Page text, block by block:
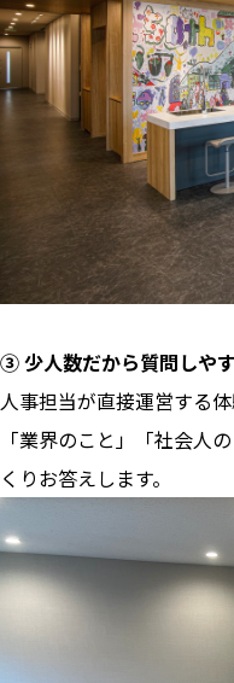
③ 少人数だから質問しや
人事担当が直接運営する体
「業界のこと」「社会人
くりお答えします。